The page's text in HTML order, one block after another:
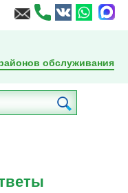
обслуживания